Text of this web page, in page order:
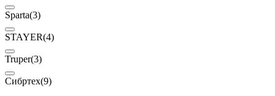
Sparta(3)
STAYER(4)
Truper(3)
Сибртех(9)